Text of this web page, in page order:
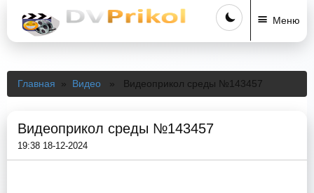
Меню
Главная » Видео » Видеоприкол среды №143457
Видеоприкол среды №143457
19:38 18-12-2024